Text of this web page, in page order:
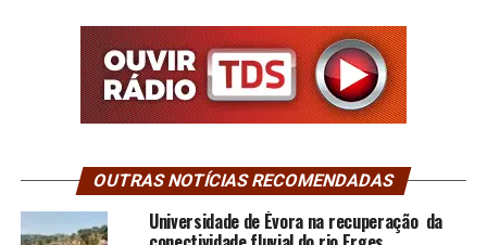
OUTRAS NOTÍCIAS RECOMENDADAS
Universidade de Évora na recuperação da